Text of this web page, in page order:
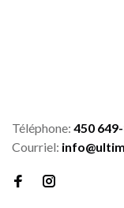
Téléphone: 450
Courriel: